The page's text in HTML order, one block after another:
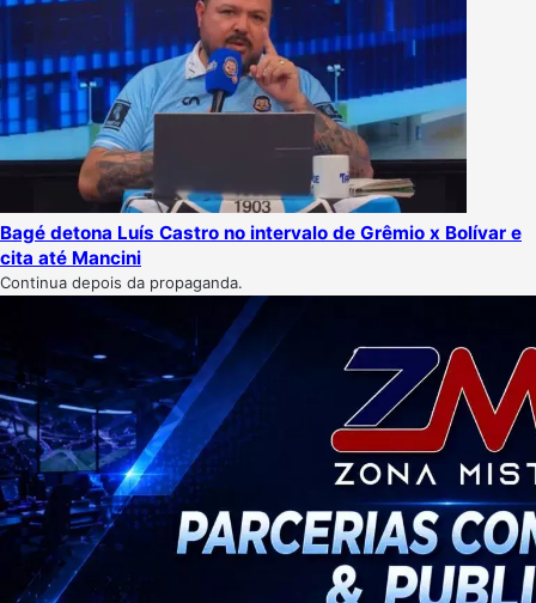
Bagé detona Luís Castro no intervalo de Grêmio x Bolívar e
cita até Mancini
Continua depois da propaganda.